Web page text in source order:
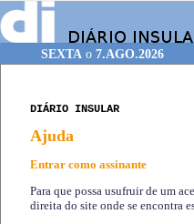
SEXTA o 7.AGO.2026
DIÁRIO INSULAR
Ajuda
Entrar como assinante
Para que possa usufruir de um
direita do site onde se encontra